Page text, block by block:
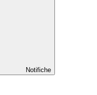
Notifiche